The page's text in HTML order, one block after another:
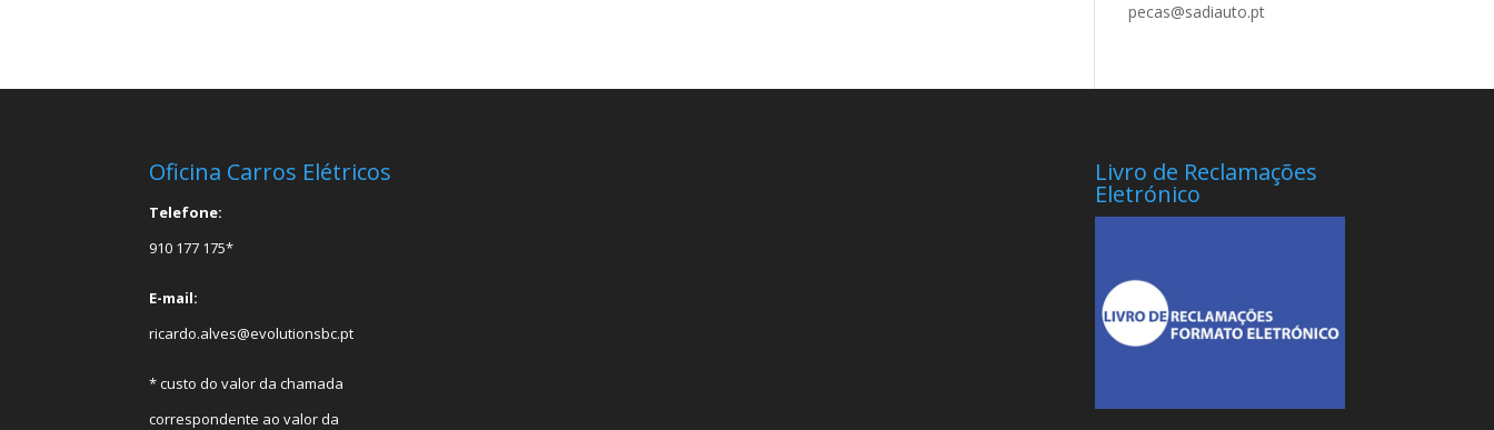
pecas@sadiauto.pt
Oficina Carros Elétricos
Telefone:
910 177 175*
E-mail:
ricardo.alves@evolutionsbc.pt
* custo do valor da chamada
correspondente ao valor da
Livro de Reclamações
Eletrónico